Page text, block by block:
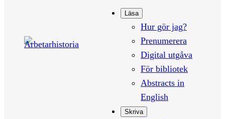
Läsa
Hur gör jag?
Prenumerera
Digital utgåva
För bibliotek
Abstracts in
English
Skriva